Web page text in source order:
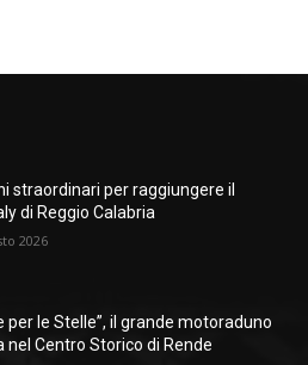
straordinari per raggiungere il
di Reggio Calabria
2026
per le Stelle”, il grande motoraduno
nel Centro Storico di Rende